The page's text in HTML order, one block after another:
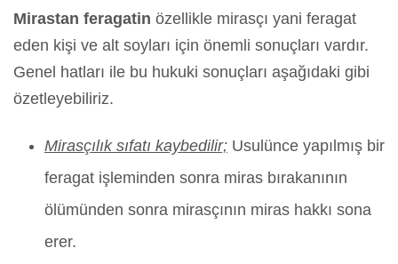
Mirastan feragatin özellikle mirasçı yani feragat
eden kişi ve alt soyları için önemli sonuçları vardır.
Genel hatları ile bu hukuki sonuçları aşağıdaki gibi
özetleyebiliriz.
Mirasçılık sıfatı kaybedilir; Usulünce yapılmış bir
feragat işleminden sonra miras bırakanının
ölümünden sonra mirasçının miras hakkı sona
erer.